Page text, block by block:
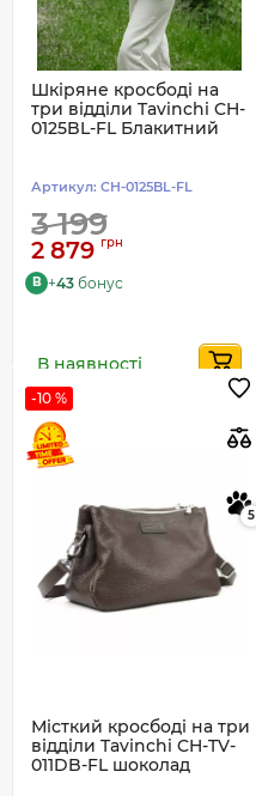
Шкіряне кросбоді на
три відділи Tavinchi CH-
0125BL-FL Блакитний
Артикул: CH-0125BL-FL
3 199
2 879 грн
B +43 бонус
В наявності
-10 %
5
Місткий кросбоді на три
відділи Tavinchi CH-TV-
011DB-FL шоколад